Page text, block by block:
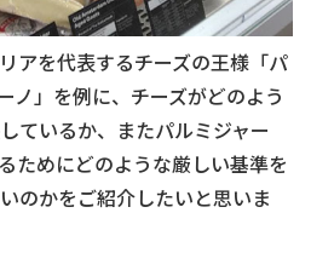
アを代表するチーズの王様「パ
ノ」を例に、チーズがどのよう
ているか、またパルミジャー
ためにどのような厳しい基準を
のかをご紹介したいと思いま